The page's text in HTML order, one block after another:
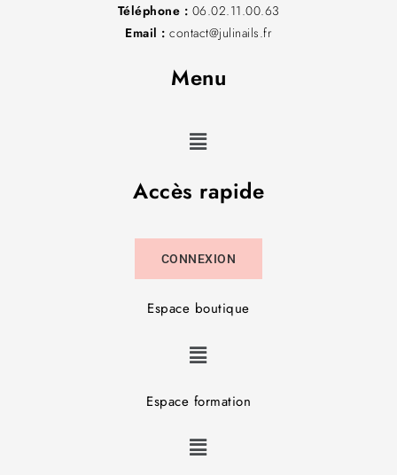
Téléphone : 06.02.11.00.63
Email : contact@julinails.fr
Menu
Accès rapide
CONNEXION
Espace boutique
Espace formation